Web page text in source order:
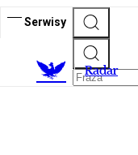
Serwisy
Radar